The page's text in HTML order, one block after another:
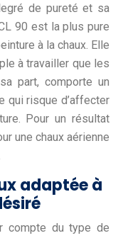
de pureté et sa
90 est la plus pure
à la chaux. Elle
à travailler que les
part, comporte un
qui risque d’affecter
Pour un résultat
une chaux aérienne
adaptée à
compte du type de